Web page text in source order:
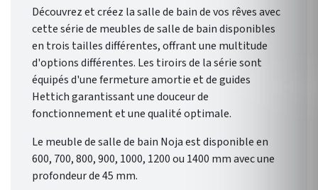
Découvrez et créez la salle de bain de vos rêves avec
cette série de meubles de salle de bain disponibles
en trois tailles différentes, offrant une multitude
d'options différentes. Les tiroirs de la série sont
équipés d'une fermeture amortie et de guides
Hettich garantissant une douceur de
fonctionnement et une qualité optimale.
Le meuble de salle de bain Noja est disponible en
600, 700, 800, 900, 1000, 1200 ou 1400 mm avec une
profondeur de 45 mm.